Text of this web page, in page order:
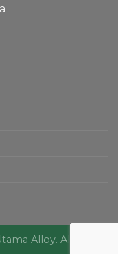
Alloy. All Rights